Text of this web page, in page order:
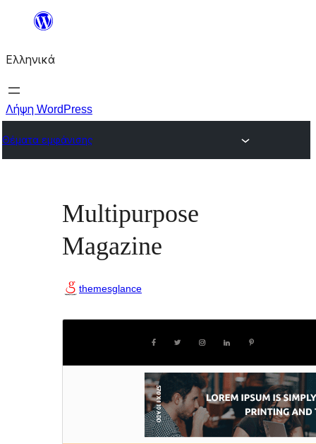
Μετάβαση
περιεχόμενο
Ελληνικά
Λήψη WordPress
Θέματα εμφάνισης
Multipurpose
Magazine
themesglance